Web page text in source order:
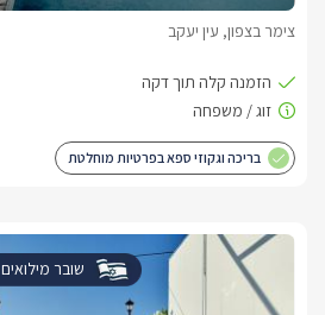
צימר בצפון, עין יעקב
בריכה וגקוזי ספא בפרטיות מוחלטת
שובר מילואים